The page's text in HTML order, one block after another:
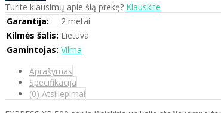
Turite klausimų apie šią prekę? Klauskite
Garantija:
2 metai
Kilmės šalis: Lietuva
Gamintojas: Vilma
Aprašymas
Specifikacija
(0) Atsiliepimai